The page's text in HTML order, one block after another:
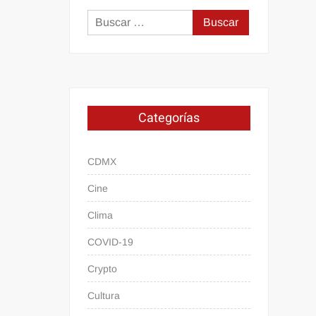
Buscar:
Categorías
CDMX
Cine
Clima
COVID-19
Crypto
Cultura